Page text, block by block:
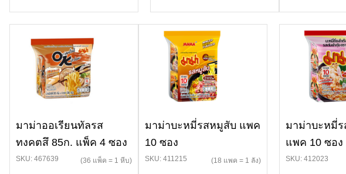
มาม่าออเรียนทัลรส
ทงคตสึ 85ก. แพ็ค 4 ซอง
SKU: 467639 (36 แพ็ค = 1 หีบ)
มาม่าบะหมี่รสหมูสับ แพค
10 ซอง
SKU: 411215 (18 แพค = 1 ลัง)
มาม่าบะหมี่
แพค 10 ซอง
SKU: 412023